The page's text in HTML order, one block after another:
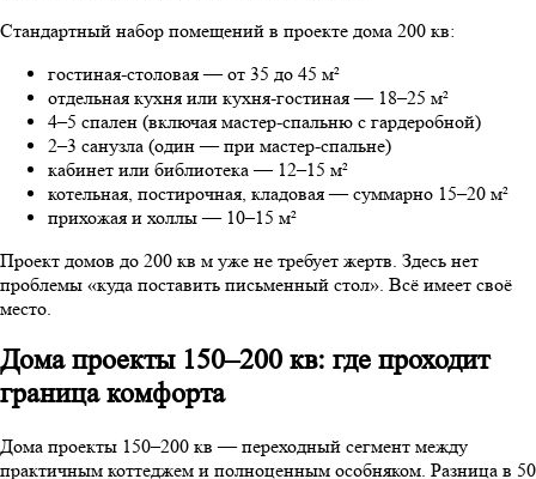
Стандартный набор помещений в проекте дома 200 кв:
гостиная-столовая — от 35 до 45 м²
отдельная кухня или кухня-гостиная — 18–25 м²
4–5 спален (включая мастер-спальню с гардеробной)
2–3 санузла (один — при мастер-спальне)
кабинет или библиотека — 12–15 м²
котельная, постирочная, кладовая — суммарно 15–20 м²
прихожая и холлы — 10–15 м²
Проект домов до 200 кв м уже не требует жертв. Здесь нет
проблемы «куда поставить письменный стол». Всё имеет своё
место.
Дома проекты 150–200 кв: где проходит
граница комфорта
Дома проекты 150–200 кв — переходный сегмент между
практичным коттеджем и полноценным особняком. Разница в 50